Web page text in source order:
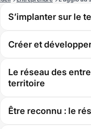
Pages
de
la
page
l’agglo
S’implanter sur le
Créer et
Le réseau des
territoire
Être reconnu : le